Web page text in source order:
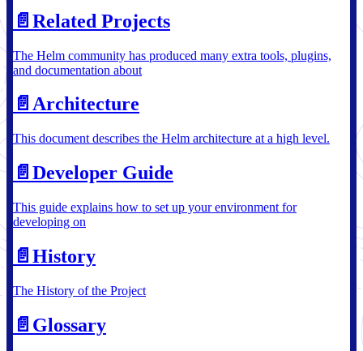
📄️ Related Projects
The Helm community has produced many extra tools, plugins,
and documentation about
📄️ Architecture
This document describes the Helm architecture at a high level.
📄️ Developer Guide
This guide explains how to set up your environment for
developing on
📄️ History
The History of the Project
📄️ Glossary